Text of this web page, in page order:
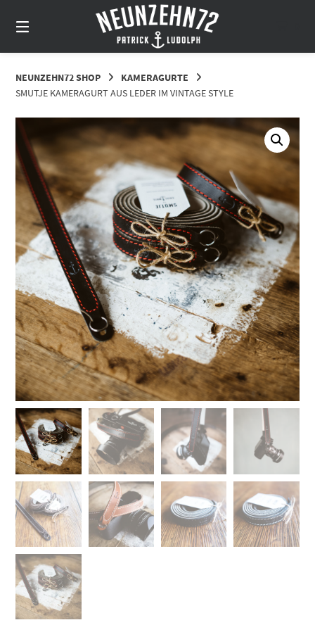
zum
Inhalt
NEUNZEHN72 SHOP
KAMERAGURTE
SMUTJE KAMERAGURT AUS LEDER IM VINTAGE STYLE